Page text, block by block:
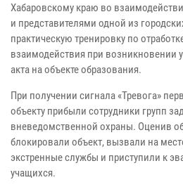
Хабаровскому краю во
и представителями одной из
практическую тренировку по
взаимодействия при возникновении
акта на объекте образования.
При получении сигнала «Тревога»
объекту прибыли сотрудники групп
вневедомственной охраны. Оценив
блокировали объект, вызвали на
экстренные службы и приступили к
учащихся.